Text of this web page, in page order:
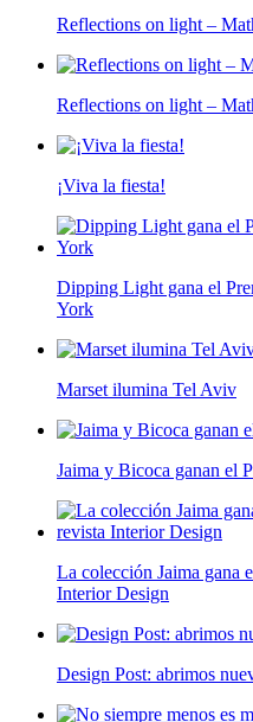
Reflections on light –
Reflections on light –
¡Viva la fiesta!
Dipping Light gana el
York
Marset ilumina Tel Aviv
Jaima y Bicoca ganan el
La colección Jaima gana
Interior Design
Design Post: abrimos